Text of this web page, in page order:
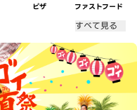
ピザ ファストフード
すべて見る